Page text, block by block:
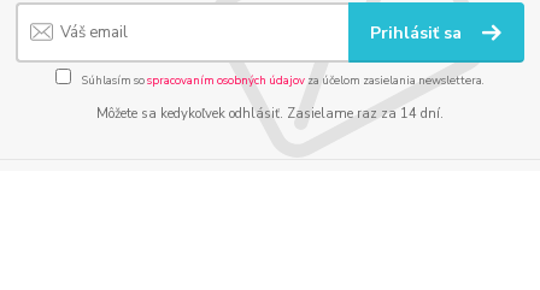
Prihlásiť sa
Súhlasím sospracovaním osobných údajov za účelom zasielania newslettera.
Môžete sa kedykoľvek odhlásiť. Zasielame raz za 14 dní.